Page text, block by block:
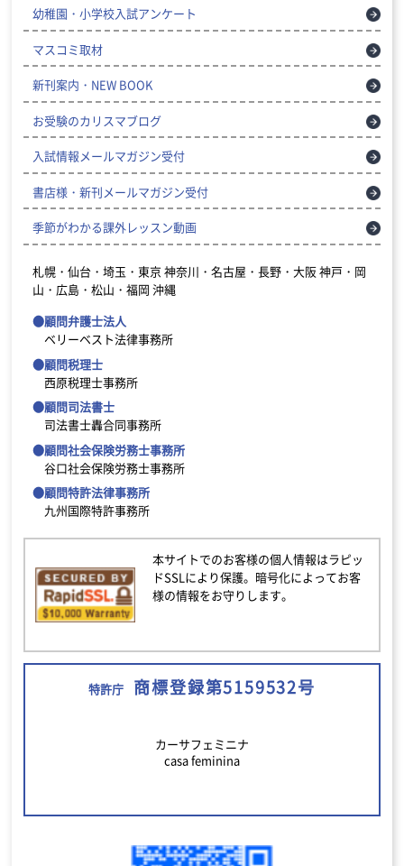
幼稚園・小学校入試アンケート
マスコミ取材
新刊案内・NEW BOOK
お受験のカリスマブログ
入試情報メールマガジン受付
書店様・新刊メールマガジン受付
季節がわかる課外レッスン動画
札幌・仙台・埼玉・東京神奈川・名古屋・長野・大阪神戸・岡
山・広島・松山・福岡 沖縄
●顧問弁護士法人
ベリーベスト法律事務所
●顧問税理士
西原税理士事務所
●顧問司法書士
司法書士轟合同事務所
●顧問社会保険労務士事務所
谷口社会保険労務士事務所
●顧問特許法律事務所
九州国際特許事務所
本サイトでのお客様の個人情報はラピッ
ドSSLにより保護。暗号化によってお客
様の情報をお守りします。
特許庁 商標登録第5159532号
カーサフェミニナ
casa feminina